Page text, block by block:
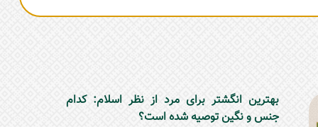
بهترین انگشتر برای مرد از نظر اسلام: کدام
جنس و نگین توصیه شده است؟